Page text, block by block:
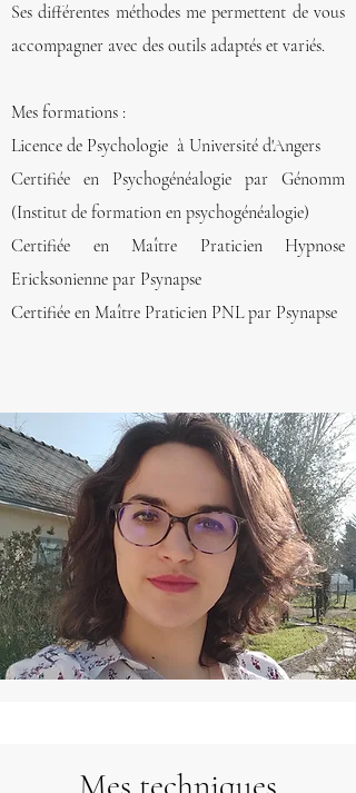
Ses différentes méthodes me permettent de vous
accompagner avec des outils adaptés et variés.
Mes formations :
Licence de Psychologie à Université d'Angers
Certifiée en Psychogénéalogie par Génomm
(Institut de formation en psychogénéalogie)
Certifiée en Maître Praticien Hypnose
Ericksonienne par Psynapse
Certifiée en Maître Praticien PNL par Psynapse